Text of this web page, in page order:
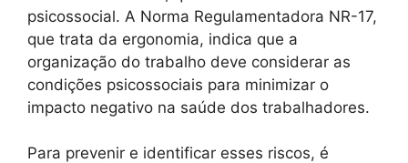
psicossocial. A Norma Regulamentadora NR-17,
que trata da ergonomia, indica que a
organização do trabalho deve considerar as
condições psicossociais para minimizar o
impacto negativo na saúde dos trabalhadores.
Para prevenir e identificar esses riscos, é